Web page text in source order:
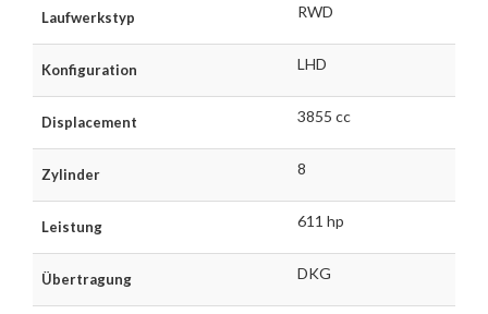
Laufwerkstyp RWD
Konfiguration LHD
Displacement 3855 cc
Zylinder 8
Leistung 611 hp
Übertragung DKG